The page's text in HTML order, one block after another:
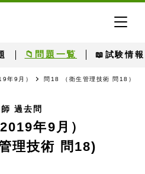
📁問題一覧 📖試験情報
年9月） 問18 （衛生管理技術 問18）
過去問
年9月）
理技術 問18)